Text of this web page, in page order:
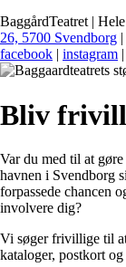
BaggårdTeatret |
26, 5700 Svendborg
facebook
instagram
Bliv
Var du med til at
havnen i Svendborg
forpassede chancen
involvere dig?
Vi søger frivillige til
kataloger, postkort